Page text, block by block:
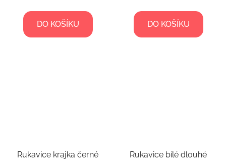
DO KOŠÍKU DO KOŠÍKU
Rukavice krajka černé Rukavice bílé dlouhé